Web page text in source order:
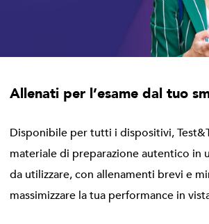
Allenati per l’esame dal tuo
Disponibile per tutti i dispositivi,
materiale di preparazione autentico in
da utilizzare, con allenamenti brevi e
massimizzare la tua performance in